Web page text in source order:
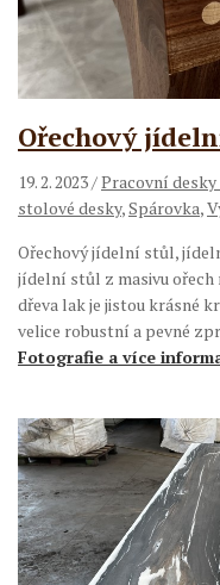
Ořechový
19. 2. 2023/Pracovní
stolové desky,Spárovka,
Ořechový jídelní stůl,
jídelní stůl z masivu ořech
dřeva lak je jistou krásné
velice robustní a pevné
Fotografie a více